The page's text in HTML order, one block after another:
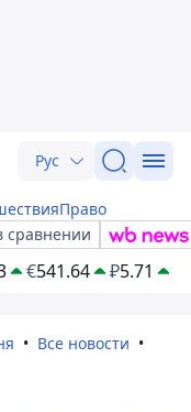
Рус
Право
сравнении
€541.64 ₽5.71
Все новости